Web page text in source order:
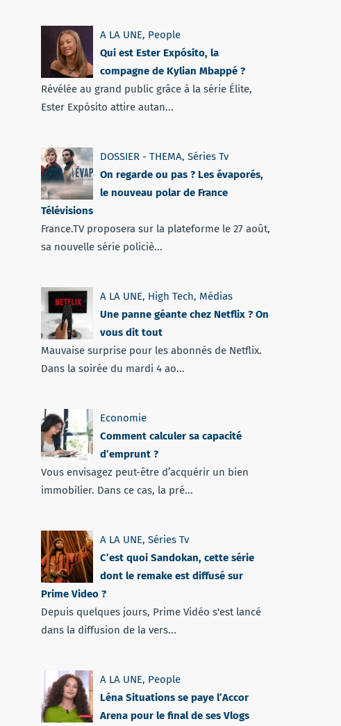
A LA UNE, People
Qui est Ester Expósito, la
compagne de Kylian Mbappé ?
Révélée au grand public grâce à la série Élite,
Ester Expósito attire autan...
DOSSIER - THEMA, Séries Tv
On regarde ou pas ? Les évaporés,
le nouveau polar de France
Télévisions
France.TV proposera sur la plateforme le 27 août,
sa nouvelle série policiè...
A LA UNE, High Tech, Médias
Une panne géante chez Netflix ? On
vous dit tout
Mauvaise surprise pour les abonnés de Netflix.
Dans la soirée du mardi 4 ao...
Economie
Comment calculer sa capacité
d’emprunt ?
Vous envisagez peut-être d’acquérir un bien
immobilier. Dans ce cas, la pré...
A LA UNE, Séries Tv
C’est quoi Sandokan, cette série
dont le remake est diffusé sur
Prime Video ?
Depuis quelques jours, Prime Vidéo s'est lancé
dans la diffusion de la vers...
A LA UNE, People
Léna Situations se paye l’Accor
Arena pour le final de ses Vlogs